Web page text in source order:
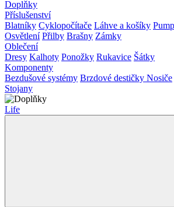
Doplňky
Příslušenství
Blatníky Cyklopočítače Láhve a košíky
Osvětlení Přilby Brašny Zámky
Oblečení
Dresy Kalhoty Ponožky Rukavice Šátky
Komponenty
Bezdušové systémy Brzdové destičky Nosiče
Stojany
Life